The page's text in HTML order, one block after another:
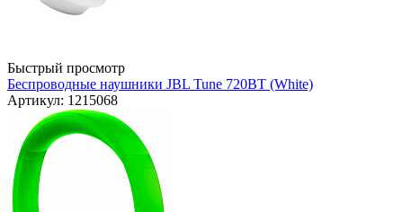
Быстрый просмотр
Беспроводные наушники JBL Tune 720BT (White)
Артикул: 1215068